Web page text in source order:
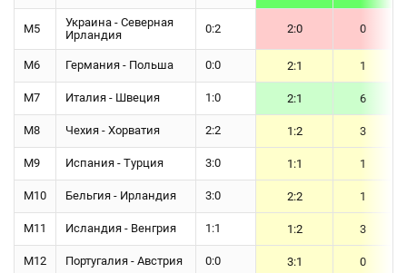
М5
Украина - Северная
Ирландия
0:2 2:0 0
М6 Германия - Польша 0:0 2:1 1
М7 Италия - Швеция 1:0 2:1 6
М8 Чехия - Хорватия 2:2 1:2 3
М9 Испания - Турция 3:0 1:1 1
М10 Бельгия - Ирландия 3:0 2:2 1
М11 Исландия - Венгрия 1:1 1:2 3
М12 Португалия - Австрия 0:0 3:1 0